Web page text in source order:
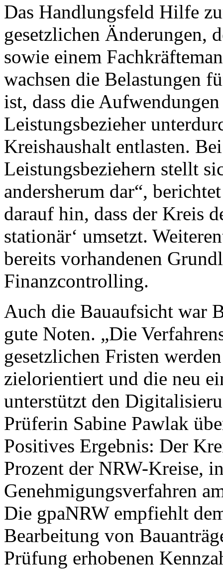
Das Handlungsfeld Hilfe
gesetzlichen Änderungen,
sowie einem
wachsen die Belastungen
ist, dass die
Leistungsbezieher
Kreishaushalt entlasten.
Leistungsbeziehern stellt
andersherum dar“,
darauf hin, dass der Kreis
stationär‘ umsetzt.
bereits vorhandenen
Finanzcontrolling.
Auch die Bauaufsicht war
gute Noten. „Die
gesetzlichen Fristen
zielorientiert und die neu
unterstützt den
Prüferin Sabine Pawlak
Positives Ergebnis: Der
Prozent der NRW-Kreise,
Genehmigungsverfahren
Die gpaNRW empfiehlt
Bearbeitung von
Prüfung erhobenen